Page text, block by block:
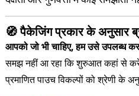
🧭 पैकेजिंग प्रकार के अनुसार
आपको जो भी चाहिए, हम उसे उपलब्ध
समझ नहीं आ रहा कि शुरुआत कहां से
प्रमाणित पाउच विकल्पों को श्रेणी के